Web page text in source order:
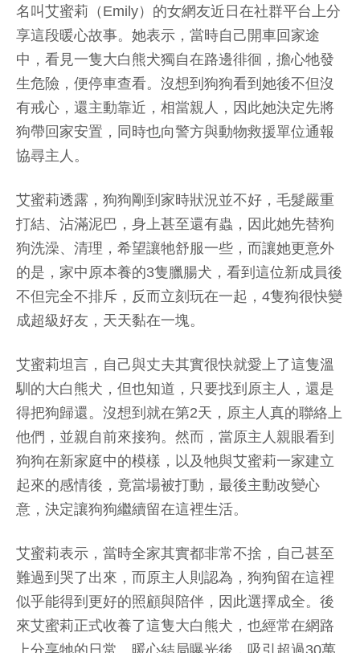
名叫艾蜜莉（Emily）的女網友近日在社群平台上分
享這段暖心故事。她表示，當時自己開車回家途
中，看見一隻大白熊犬獨自在路邊徘徊，擔心牠發
生危險，便停車查看。沒想到狗狗看到她後不但沒
有戒心，還主動靠近，相當親人，因此她決定先將
狗帶回家安置，同時也向警方與動物救援單位通報
協尋主人。
艾蜜莉透露，狗狗剛到家時狀況並不好，毛髮嚴重
打結、沾滿泥巴，身上甚至還有蟲，因此她先替狗
狗洗澡、清理，希望讓牠舒服一些，而讓她更意外
的是，家中原本養的3隻臘腸犬，看到這位新成員後
不但完全不排斥，反而立刻玩在一起，4隻狗很快變
成超級好友，天天黏在一塊。
艾蜜莉坦言，自己與丈夫其實很快就愛上了這隻溫
馴的大白熊犬，但也知道，只要找到原主人，還是
得把狗歸還。沒想到就在第2天，原主人真的聯絡上
他們，並親自前來接狗。然而，當原主人親眼看到
狗狗在新家庭中的模樣，以及牠與艾蜜莉一家建立
起來的感情後，竟當場被打動，最後主動改變心
意，決定讓狗狗繼續留在這裡生活。
艾蜜莉表示，當時全家其實都非常不捨，自己甚至
難過到哭了出來，而原主人則認為，狗狗留在這裡
似乎能得到更好的照顧與陪伴，因此選擇成全。後
來艾蜜莉正式收養了這隻大白熊犬，也經常在網路